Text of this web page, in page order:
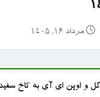
مرداد ۱۶, ۱۴۰۵